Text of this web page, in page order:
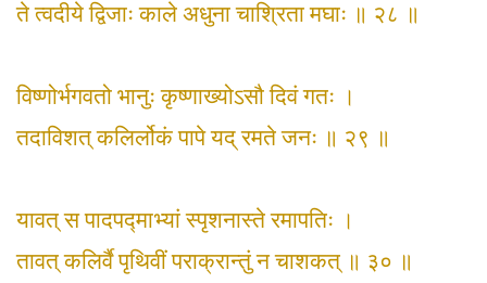
ते त्वदीये द्विजाः काले अधुना चाश्रिता मघाः ॥ २८ ॥
विष्णोर्भगवतो भानुः कृष्णाख्योऽसौ दिवं गतः ।
तदाविशत् कलिर्लोकं पापे यद् रमते जनः ॥ २९ ॥
यावत् स पादपद्माभ्यां स्पृशनास्ते रमापतिः ।
तावत् कलिर्वै पृथिवीं पराक्रान्तुं न चाशकत् ॥ ३० ॥